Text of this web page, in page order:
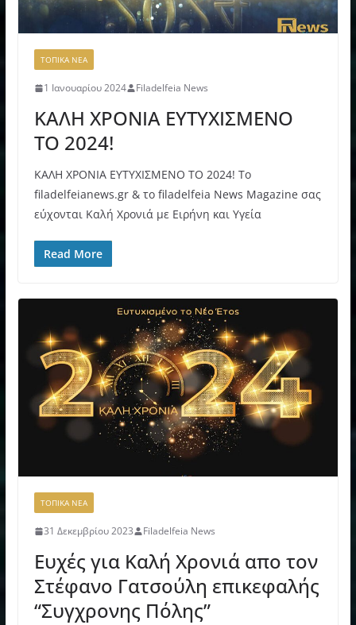
ΤΟΠΙΚΑ ΝΕΑ
1 Ιανουαρίου 2024 Filadelfeia News
ΚΑΛΗ ΧΡΟΝΙΑ ΕΥΤΥΧΙΣΜΕΝΟ
ΤΟ 2024!
ΚΑΛΗ ΧΡΟΝΙΑ ΕΥΤΥΧΙΣΜΕΝΟ ΤΟ 2024! Το
filadelfeianews.gr & το filadelfeia News Magazine σας
εύχονται Καλή Χρονιά με Ειρήνη και Υγεία
Read More
ΤΟΠΙΚΑ ΝΕΑ
31 Δεκεμβρίου 2023 Filadelfeia News
Ευχές για Καλή Χρονιά απο τον
Στέφανο Γατσούλη επικεφαλής
“Συγχρονης Πόλης”